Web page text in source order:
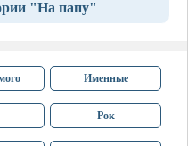
"На папу"
Именные
Рок